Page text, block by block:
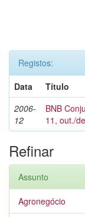
Registos:
Data
Título
2006-
12
BNB
11, out./
Refinar
Assunto
Agronegócio